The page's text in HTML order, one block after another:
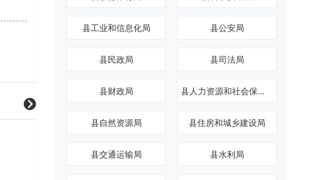
县工业和信息化局 县公安局
县民政局 县司法局
县财政局 县人力资源和社会保障局
县自然资源局 县住房和城乡建设局
县交通运输局 县水利局